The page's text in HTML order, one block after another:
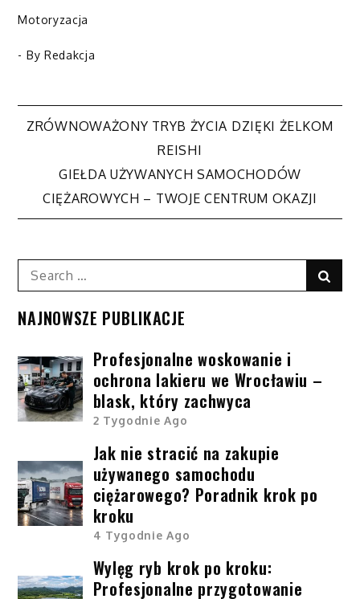
Motoryzacja
- By Redakcja
Nawigacja
wpisu
ZRÓWNOWAŻONY TRYB ŻYCIA DZIĘKI ŻELKOM
REISHI
GIEŁDA UŻYWANYCH SAMOCHODÓW
CIĘŻAROWYCH – TWOJE CENTRUM OKAZJI
Search
for:
NAJNOWSZE PUBLIKACJE
Profesjonalne woskowanie i
ochrona lakieru we Wrocławiu –
blask, który zachwyca
2 Tygodnie Ago
Jak nie stracić na zakupie
używanego samochodu
ciężarowego? Poradnik krok po
kroku
4 Tygodnie Ago
Wylęg ryb krok po kroku:
Profesjonalne przygotowanie